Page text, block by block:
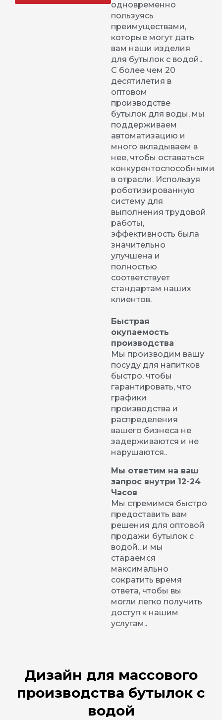
одновременно
пользуясь
преимуществами,
которые могут дать
вам наши изделия
для бутылок с водой..
С более чем 20
десятилетия в
оптовом
производстве
бутылок для воды, мы
поддерживаем
автоматизацию и
много вкладываем в
нее, чтобы оставаться
конкурентоспособными
в отрасли. Используя
роботизированную
систему для
выполнения трудовой
работы,
эффективность была
значительно
улучшена и
полностью
соответствует
стандартам наших
клиентов.
Быстрая
окупаемость
производства
Мы производим вашу
посуду для напитков
быстро, чтобы
гарантировать, что
графики
производства и
распределения
вашего бизнеса не
задерживаются и не
нарушаются..
Мы ответим на ваш
запрос внутри 12-24
Часов
Мы стремимся быстро
предоставить вам
решения для оптовой
продажи бутылок с
водой., и мы
стараемся
максимально
сократить время
ответа, чтобы вы
могли легко получить
доступ к нашим
услугам..
Дизайн для массового
производства бутылок с
водой